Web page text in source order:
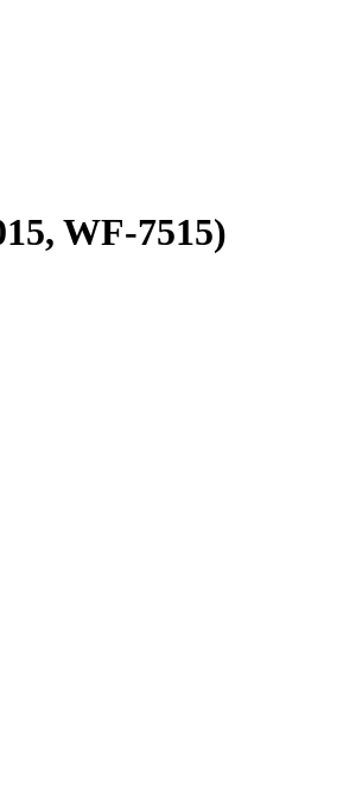
WF-7515)